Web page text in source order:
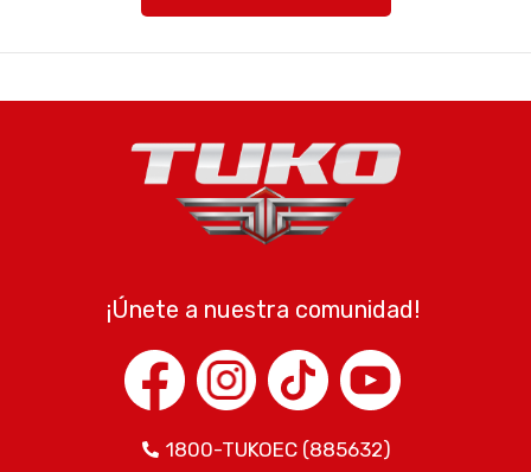
¡Únete a nuestra comunidad!
1800-TUKOEC (885632)​